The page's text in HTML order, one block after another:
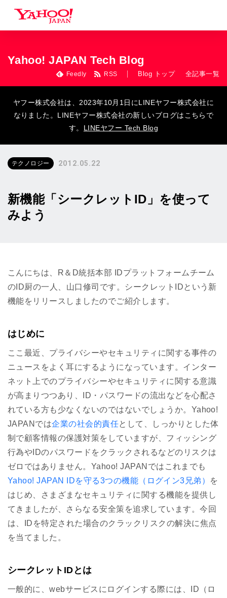
Yahoo! JAPAN Tech Blog
Feedly RSS Blog トップ 全記事一覧
ヤフー株式会社は、2023年10月1日にLINEヤフー株式会社に
なりました。LINEヤフー株式会社の新しいブログはこちらで
す。 LINEヤフー Tech Blog
テクノロジー 2012.05.22
新機能「シークレットID」を使って
みよう
こんにちは、R＆D統括本部 IDプラットフォームチーム
のID厨の一人、山口修司です。シークレットIDという新
機能をリリースしましたのでご紹介します。
はじめに
ここ最近、プライバシーやセキュリティに関する事件の
ニュースをよく耳にするようになっています。インター
ネット上でのプライバシーやセキュリティに関する意識
が高まりつつあり、ID・パスワードの流出などを心配さ
れている方も少なくないのではないでしょうか。Yahoo!
JAPANでは企業の社会的責任として、しっかりとした体
制で顧客情報の保護対策をしていますが、フィッシング
行為やIDのパスワードをクラックされるなどのリスクは
ゼロではありません。Yahoo! JAPANではこれまでも
Yahoo! JAPAN IDを守る3つの機能（ログイン3兄弟） を
はじめ、さまざまなセキュリティに関する機能を提供し
てきましたが、さらなる安全策を追求しています。今回
は、IDを特定された場合のクラックリスクの解決に焦点
を当てました。
シークレットIDとは
一般的に、webサービスにログインする際には、ID（ロ